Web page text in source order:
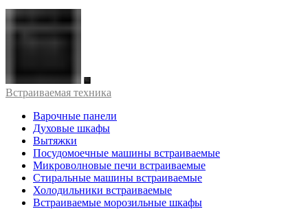
Встраиваемая техника
Варочные панели
Духовые шкафы
Вытяжки
Посудомоечные машины встраиваемые
Микроволновые печи встраиваемые
Стиральные машины встраиваемые
Холодильники встраиваемые
Встраиваемые морозильные шкафы